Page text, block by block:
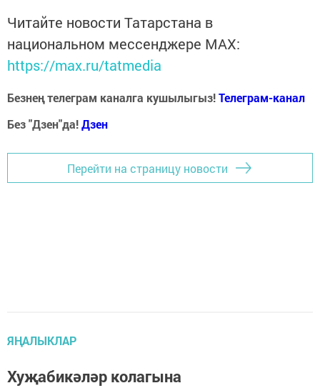
Читайте новости Татарстана в
национальном мессенджере MАХ:
https://max.ru/tatmedia
Безнең телеграм каналга кушылыгыз!Телеграм-канал
Без "Дзен"да!Дзен
Перейти на страницу новости
ЯҢАЛЫКЛАР
Хуҗабикәләр колагына